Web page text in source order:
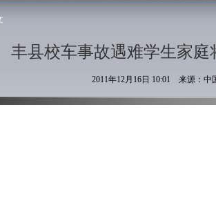
丰县校车事故遇难学生家庭
2011年12月16日 10:01 来源：中